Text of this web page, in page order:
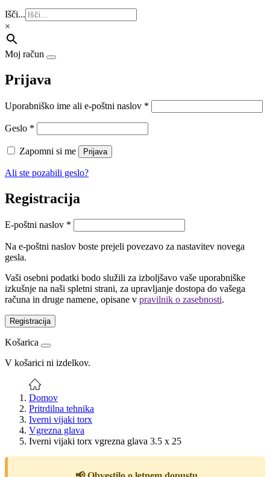
Išči...
×
Moj račun
Prijava
Uporabniško ime ali e-poštni naslov *
Geslo *
Zapomni si me Prijava
Ali ste pozabili geslo?
Registracija
E-poštni naslov *
Na e-poštni naslov boste prejeli povezavo za nastavitev novega
gesla.
Vaši osebni podatki bodo služili za izboljšavo vaše uporabniške
izkušnje na naši spletni strani, za upravljanje dostopa do vašega
računa in druge namene, opisane v pravilnik o zasebnosti.
Registracija
Košarica
V košarici ni izdelkov.
Domov
Pritrdilna tehnika
Iverni vijaki torx
Vgrezna glava
Iverni vijaki torx vgrezna glava 3.5 x 25